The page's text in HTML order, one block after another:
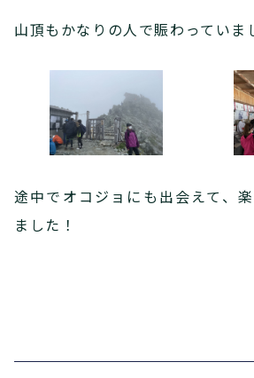
山頂もかなりの人で賑わっていま
途中でオコジョにも出会えて、
ました！